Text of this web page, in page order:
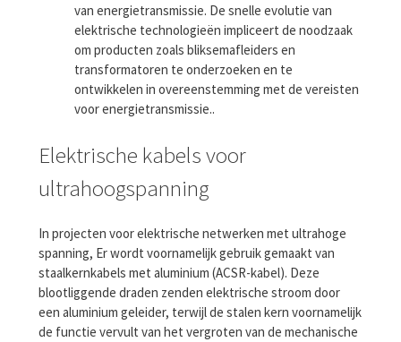
van energietransmissie. De snelle evolutie van
elektrische technologieën impliceert de noodzaak
om producten zoals bliksemafleiders en
transformatoren te onderzoeken en te
ontwikkelen in overeenstemming met de vereisten
voor energietransmissie..
Elektrische kabels voor
ultrahoogspanning
In projecten voor elektrische netwerken met ultrahoge
spanning, Er wordt voornamelijk gebruik gemaakt van
staalkernkabels met aluminium (ACSR-kabel). Deze
blootliggende draden zenden elektrische stroom door
een aluminium geleider, terwijl de stalen kern voornamelijk
de functie vervult van het vergroten van de mechanische